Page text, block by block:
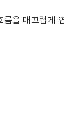
을 매끄럽게